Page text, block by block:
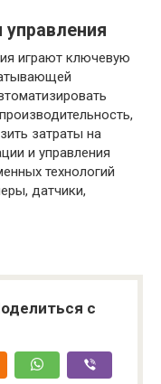
играют ключевую
затраты на
и управления
технологий
датчики,
с